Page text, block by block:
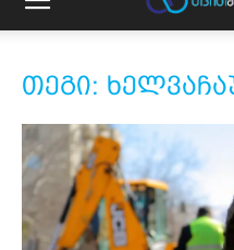
თეგი: